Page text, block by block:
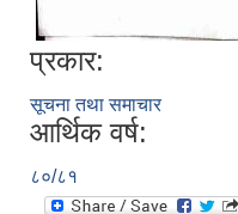
प्रकार:
सूचना तथा समाचार
आर्थिक वर्ष:
८०/८१